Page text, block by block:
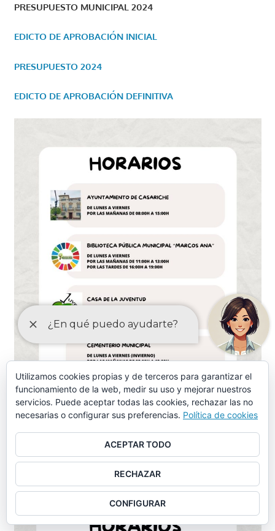
PRESUPUESTO MUNICIPAL 2024
EDICTO DE APROBACIÓN INICIAL
PRESUPUESTO 2024
EDICTO DE APROBACIÓN DEFINITIVA
Utilizamos cookies propias y de terceros para garantizar el
funcionamiento de la web, medir su uso y mejorar nuestros
servicios. Puede aceptar todas las cookies, rechazar las no
necesarias o configurar sus preferencias. Política de cookies
ACEPTAR TODO
RECHAZAR
CONFIGURAR